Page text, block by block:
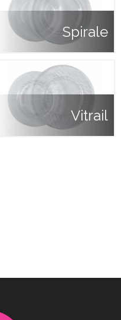
Spirale
Vitrail